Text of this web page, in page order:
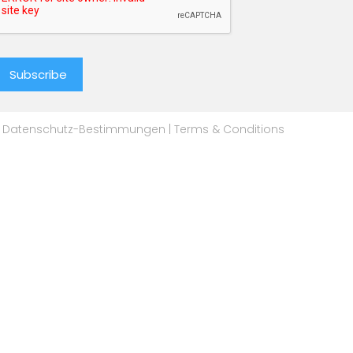
Datenschutz-Bestimmungen Terms & Conditions